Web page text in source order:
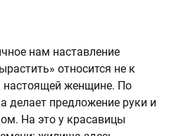
нам наставление
относится не к
женщине. По
делает предложение руки и
На это у красавицы